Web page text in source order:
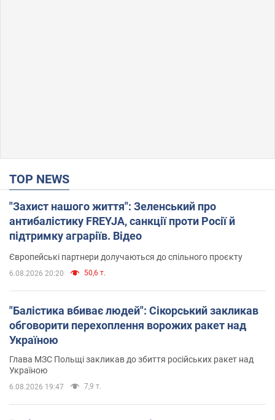
TOP NEWS
"Захист нашого життя": Зеленський про
антибалістику FREYJA, санкції проти Росії й
підтримку аграріїв. Відео
Європейські партнери долучаються до спільного проєкту
6.08.2026 20:20 50,6 т.
"Балістика вбиває людей": Сікорський закликав
обговорити перехоплення ворожих ракет над
Україною
Глава МЗС Польщі закликав до збиття російських ракет над
Україною
6.08.2026 19:47 7,9 т.